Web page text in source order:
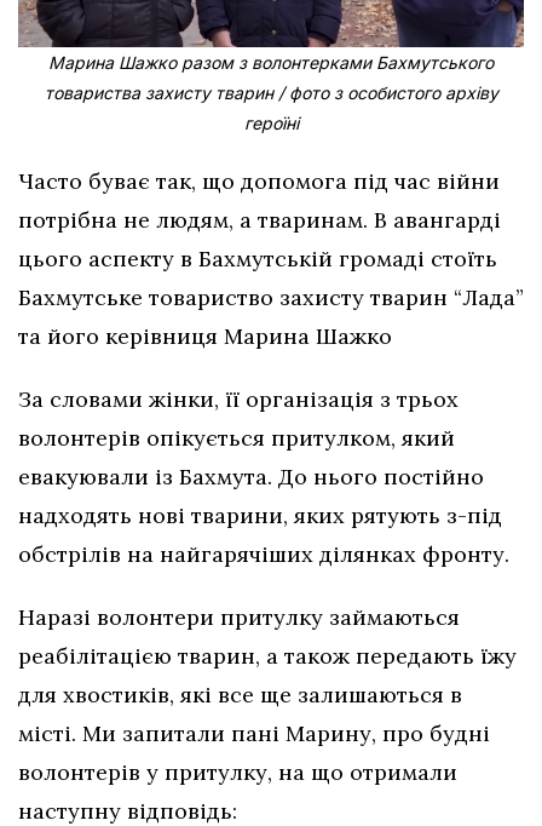
Марина Шажко разом з волонтерками Бахмутського
товариства захисту тварин / фото з особистого архіву
героїні
Часто буває так, що допомога під час війни
потрібна не людям, а тваринам. В авангарді
цього аспекту в Бахмутській громаді стоїть
Бахмутське товариство захисту тварин “Лада”
та його керівниця Марина Шажко
За словами жінки, її організація з трьох
волонтерів опікується притулком, який
евакуювали із Бахмута. До нього постійно
надходять нові тварини, яких рятують з-під
обстрілів на найгарячіших ділянках фронту.
Наразі волонтери притулку займаються
реабілітацією тварин, а також передають їжу
для хвостиків, які все ще залишаються в
місті. Ми запитали пані Марину, про будні
волонтерів у притулку, на що отримали
наступну відповідь: